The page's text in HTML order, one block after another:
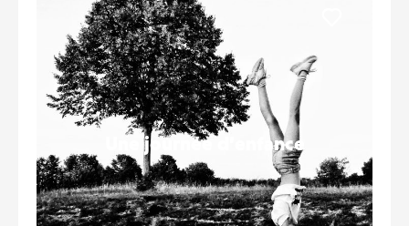
Une journée d’enfance